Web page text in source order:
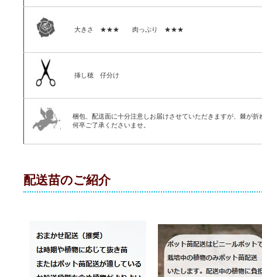
大きさ ★★★ 肉っぷり ★★★
挿し穂 仔分け
梱包、配送面に十分注意しお届けさせていただきますが、棘が折
何卒ご了承くださいませ。
配送苗のご紹介